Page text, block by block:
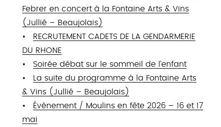
Febrer en concert à la Fontaine Arts & Vins
(Jullié – Beaujolais)
RECRUTEMENT CADETS DE LA GENDARMERIE
DU RHONE
Soirée débat sur le sommeil de l’enfant
La suite du programme à la Fontaine Arts
& Vins (Jullié – Beaujolais)
Évènement / Moulins en fête 2026 – 16 et 17
mai